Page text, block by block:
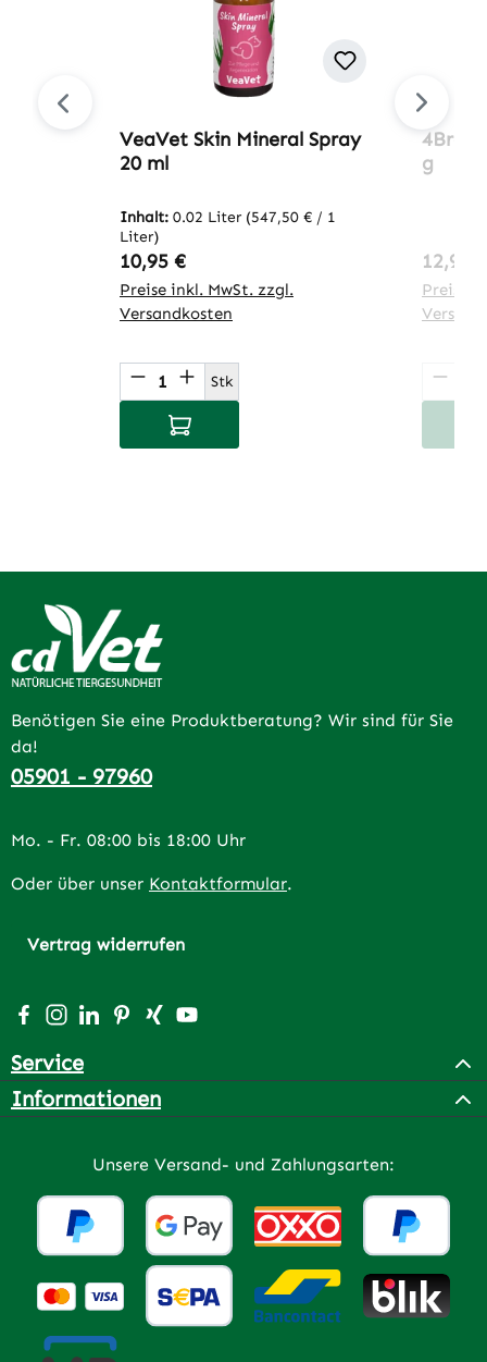
VeaVet Skin Mineral Spray
20 ml
Inhalt: 0.02 Liter (547,50 € / 1
Liter)
Regulärer Preis:
10,95 €
Preise inkl. MwSt. zzgl.
Versandkosten
Produkt Anzahl: Gib den
Stk
In den Warenkorb
g
12,95 €
Preise
Benötigen Sie eine Produktberatung? Wir sind für Sie
da!
05901 - 97960
Mo. - Fr. 08:00 bis 18:00 Uhr
Oder über unser Kontaktformular.
Vertrag widerrufen
Besuche uns auf Facebook – öffnet in neuem Tab
Schau auf Instagram vorbei – öffnet in neuem Tab
Vernetze dich mit uns auf LinkedIn – öffnet in
Lass dich auf Pinterest inspirieren – öffnet
Vernetze dich mit uns auf Xing – öffnet
Sieh dir unsere Videos auf YouTube
Service
Informationen
Unsere Versand- und Zahlungsarten: